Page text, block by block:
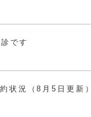
です
状況（8月5日更新）